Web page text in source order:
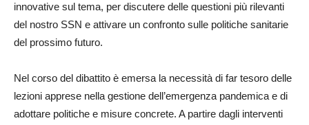
innovative sul tema, per discutere delle questioni più rilevanti
del nostro SSN e attivare un confronto sulle politiche sanitarie
del prossimo futuro.
Nel corso del dibattito è emersa la necessità di far tesoro delle
lezioni apprese nella gestione dell’emergenza pandemica e di
adottare politiche e misure concrete. A partire dagli interventi